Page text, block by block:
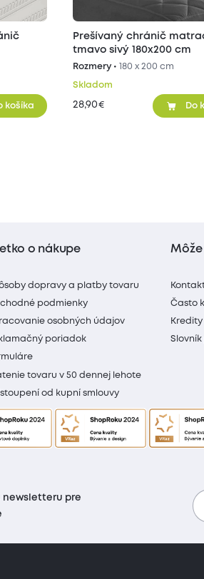
košíka
Prešívaný chránič
tmavo sivý 180x200 cm
Rozmery • 180 x 200 cm
Skladom
28,90 € Do
o nákupe
dopravy a platby tovaru
podmienky
osobných údajov
poriadok
tovaru v 50 dennej lehote
od kupní smlouvy
Často
Kredity
newsletteru pre